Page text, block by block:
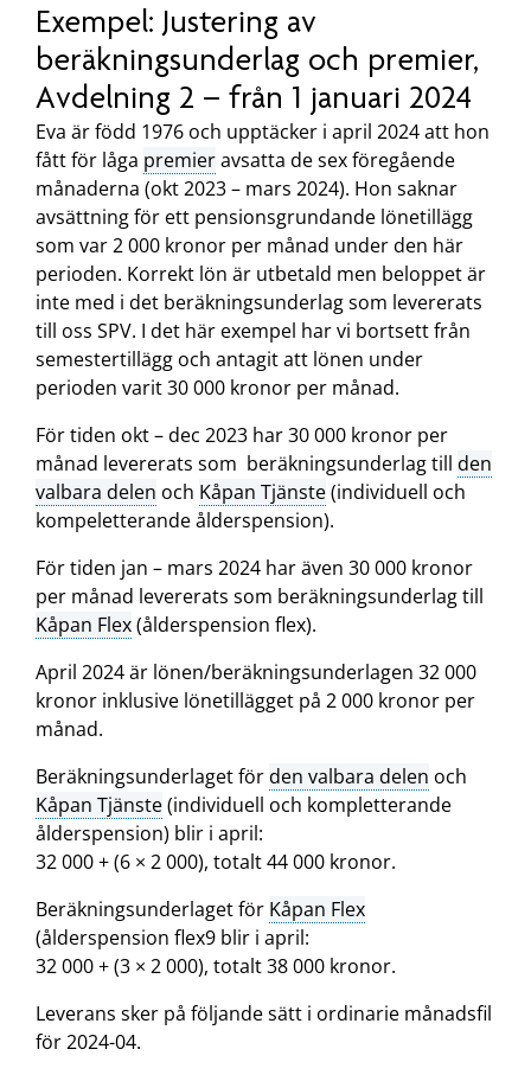
Exempel: Justering av
beräkningsunderlag och premier,
Avdelning 2 – från 1 januari 2024
Eva är född 1976 och upptäcker i april 2024 att hon
fått för låga premieravsatta de sex föregående
månaderna (okt 2023 – mars 2024). Hon saknar
avsättning för ett pensionsgrundande lönetillägg
som var 2 000 kronor per månad under den här
perioden. Korrekt lön är utbetald men beloppet är
inte med i det beräkningsunderlag som levererats
till oss SPV. I det här exempel har vi bortsett från
semestertillägg och antagit att lönen under
perioden varit 30 000 kronor per månad.
För tiden okt – dec 2023 har 30 000 kronor per
månad levererats som beräkningsunderlag till den
valbara delen och Kåpan Tjänste(individuell och
kompeletterande ålderspension).
För tiden jan – mars 2024 har även 30 000 kronor
per månad levererats som beräkningsunderlag till
Kåpan Flex(ålderspension flex).
April 2024 är lönen/beräkningsunderlagen 32 000
kronor inklusive lönetillägget på 2 000 kronor per
månad.
Beräkningsunderlaget förden valbara delen och
Kåpan Tjänste(individuell och kompletterande
ålderspension) blir i april:
32 000 + (6 × 2 000), totalt 44 000 kronor.
Beräkningsunderlaget för Kåpan Flex
(ålderspension flex9 blir i april:
32 000 + (3 × 2 000), totalt 38 000 kronor.
Leverans sker på följande sätt i ordinarie månadsfil
för 2024-04.